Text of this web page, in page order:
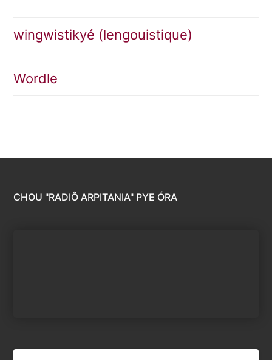
wingwistikyé (lengouistique)
Wordle
CHOU "RADIÔ ARPITANIA" PYE ÓRA